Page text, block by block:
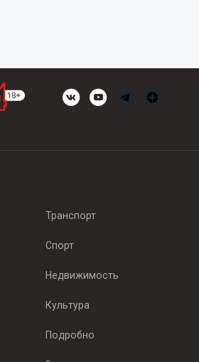
Транспорт
Спорт
Недвижимость
Культура
Подробно